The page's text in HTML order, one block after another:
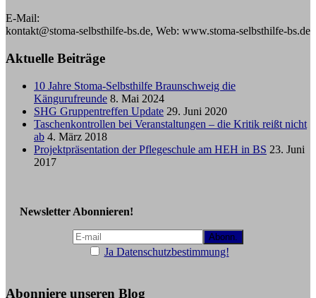
E-Mail:
kontakt@stoma-selbsthilfe-bs.de, Web: www.stoma-selbsthilfe-bs.de
Aktuelle Beiträge
10 Jahre Stoma-Selbsthilfe Braunschweig die
Kängurufreunde 8. Mai 2024
SHG Gruppentreffen Update 29. Juni 2020
Taschenkontrollen bei Veranstaltungen – die Kritik reißt nicht
ab 4. März 2018
Projektpräsentation der Pflegeschule am HEH in BS 23. Juni
2017
Newsletter Abonnieren!
Ja Datenschutzbestimmung!
Abonniere unseren Blog